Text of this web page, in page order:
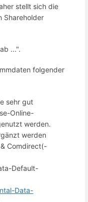
stellt sich die
Shareholder
...".
folgender
sehr gut
Online-
werden.
werden
Comdirect(-
Default-
Data-